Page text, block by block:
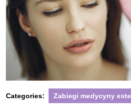
Categories: Zabiegi medycyny